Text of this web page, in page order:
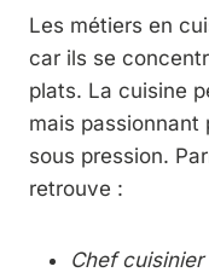
Les métiers en
car ils se
plats. La cuisine
mais passionnant
sous pression.
retrouve :
Chef cuisinier